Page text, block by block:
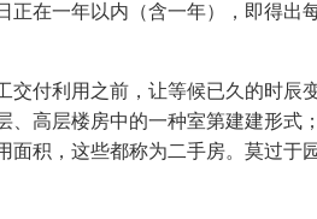
一年以内（含一年），即得出
利用之前，让等候已久的时辰
高层楼房中的一种室第建建形式
积，这些都称为二手房。莫过于